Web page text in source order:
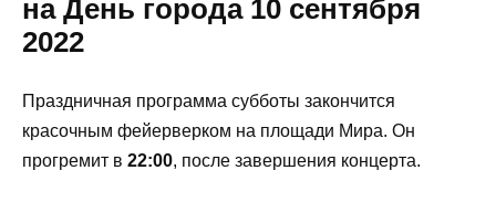
на День города 10 сентября
2022
Праздничная программа субботы закончится
красочным фейерверком на площади Мира. Он
прогремит в 22:00, после завершения концерта.